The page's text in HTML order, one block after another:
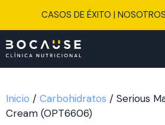
CASOS DE ÉXITO | NOSOTROS
Inicio / Carbohidratos / Serious
Cream (OPT6606)